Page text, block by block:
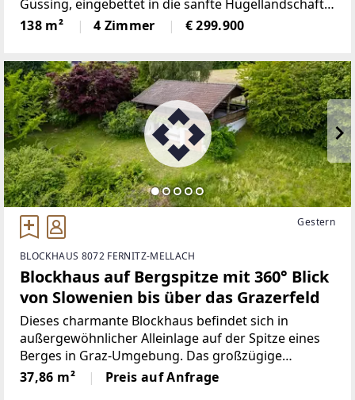
Güssing, eingebettet in die sanfte Hügellandschaft
des Südburgenlands, liegt dieses charaktervolle
Einfamilienhaus auf einem großzügigen Grundstück
138 m² 4 Zimmer € 299.900
Gestern
BLOCKHAUS 8072 FERNITZ-MELLACH
Blockhaus auf Bergspitze mit 360° Blick
von Slowenien bis über das Grazerfeld
Dieses charmante Blockhaus befindet sich in
außergewöhnlicher Alleinlage auf der Spitze eines
Berges in Graz-Umgebung. Das großzügige
Grundstück mit ca. 3.693 m² (Landwirtschaftliche
Fläche) bietet ideale Voraussetzungen für alle, die
37,86 m² Preis auf Anfrage